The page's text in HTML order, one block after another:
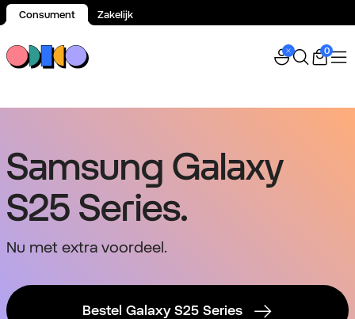
Consument Zakelijk
0
Samsung Galaxy
S25 Series.
Nu met extra voordeel.
Bestel Galaxy S25 Series